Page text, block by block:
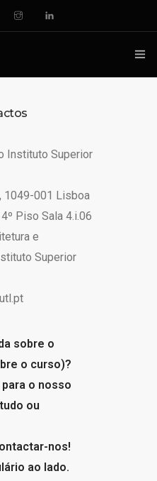
Instituto Superior
1049-001 Lisboa
Piso Sala 4.i.06
e
Superior
sobre o
o curso)?
o nosso
ou
nos!
ao lado.